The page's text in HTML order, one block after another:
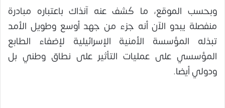
وبحسب الموقع، ما كُشف عنه آنذاك باعتباره مبادرة
منفصلة يبدو الآن أنه جزء من جهد أوسع وطويل الأمد
تبذله المؤسسة الأمنية الإسرائيلية لإضفاء الطابع
المؤسسي على عمليات التأثير على نطاق وطني بل
ودولي أيضا.